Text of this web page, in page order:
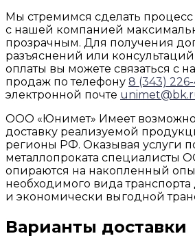
Мы стремимся сделать
с нашей компанией
прозрачным. Для получения
разъяснений или
оплаты вы можете связаться с
продаж по телефону 8 (343)
электронной почте
ООО «Юнимет» Имеет
доставку реализуемой
регионы РФ. Оказывая услуги
металлопроката специалисты
опираются на накопленный
необходимого вида
и экономически выгодной
Варианты доставки